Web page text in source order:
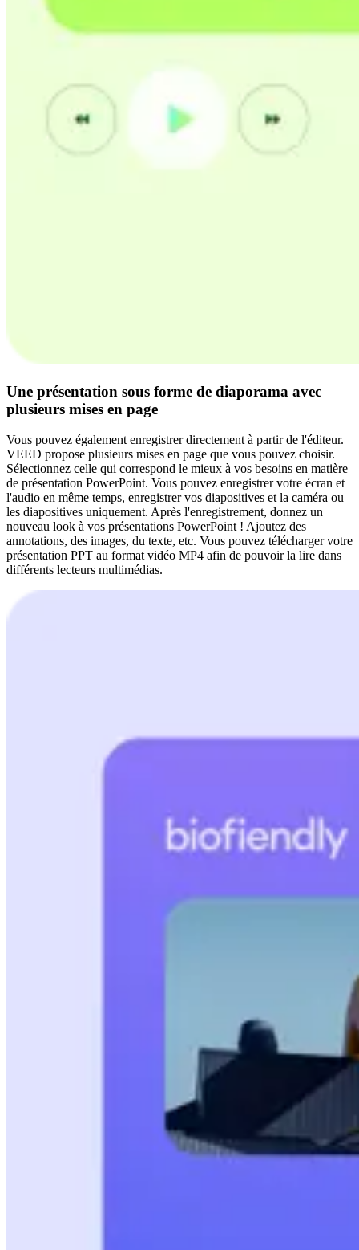
Une présentation sous forme de diaporama avec
plusieurs mises en page
Vous pouvez également enregistrer directement à partir de l'éditeur.
VEED propose plusieurs mises en page que vous pouvez choisir.
Sélectionnez celle qui correspond le mieux à vos besoins en matière
de présentation PowerPoint. Vous pouvez enregistrer votre écran et
l'audio en même temps, enregistrer vos diapositives et la caméra ou
les diapositives uniquement. Après l'enregistrement, donnez un
nouveau look à vos présentations PowerPoint ! Ajoutez des
annotations, des images, du texte, etc. Vous pouvez télécharger votre
présentation PPT au format vidéo MP4 afin de pouvoir la lire dans
différents lecteurs multimédias.